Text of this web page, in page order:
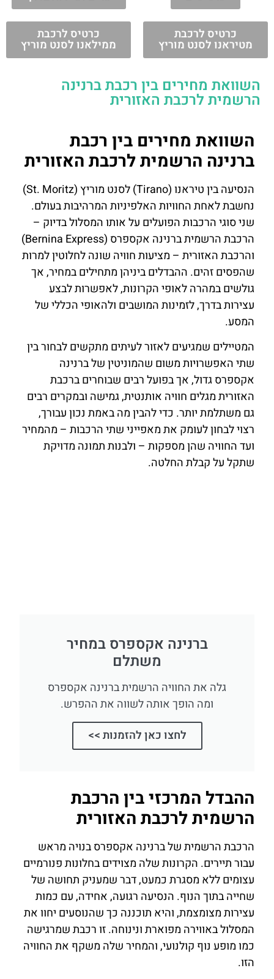
כרטיס לרכבת
מטיראנו לסנט מוריץ
כרטיס לרכבת
ממילאנו לסנט מוריץ
השוואת מחירים בין רכבת ברנינה
הרשמית לרכבת האזורית
השוואת מחירים בין רכבת
ברנינה הרשמית לרכבת האזורית
הנסיעה בין טיראנו (Tirano) לסנט מוריץ (St. Moritz)
נחשבת לאחת החוויות האלפיניות המרהיבות בעולם.
שני סוגי הרכבות הפועלים על אותו המסלול בדיוק –
הרכבת הרשמית ברנינה אקספרס (Bernina Express)
והרכבת האזורית – מציעות חוויה שונה לחלוטין למרות
שהפסים זהים. ההבדלים ביניהן מתחילים במחיר, אך
גולשים במהרה לאופי הקרונות, לאפשרות לבצע
עצירות בדרך, לזמינות המושבים ולהאופי הכללי של
המסע.
המטיילים שמגיעים לאזור לעיתים מתקשים לבחור בין
שתי האפשרויות משום שהמוניטין של ברנינה
אקספרס גדול, אך בפועל רבים שבוחרים ברכבת
האזורית מגלים חוויה אותנטית, גמישה ובמקרים רבים
גם משתלמת יותר. כדי להבין מה באמת נכון עבורך,
רצוי לבחון לעומק את מאפייני שתי הרכבות – מהמחיר
ועד החוויה שהן מספקות – ולבנות תמונה מדויקת
שתקל על קבלת החלטה.
ברנינה אקספרס במחיר
משתלם
גלה את החוויה הרשמית ברנינה אקספרס
ומה הופך אותה לשווה את ההפרש.
לחצו כאן להזמנות >>
ההבדל המרכזי בין הרכבת
הרשמית לרכבת האזורית
הרכבת הרשמית של ברנינה אקספרס בנויה מראש
עבור תיירים. הקרונות שלה מצוידים בחלונות פנורמיים
עצומים ללא מסגרת כמעט, דבר שמעניק תחושה של
שחייה בתוך הנוף. הנסיעה רגועה, אחידה, עם כמות
עצירות מצומצמת, והיא תוכננה כך שהנוסעים יחוו את
המסלול באווירה מפוארת ונינוחה. זו רכבת שמרגישה
כמו מופע נוף קולנועי, והמחיר שלה משקף את החוויה
הזו.